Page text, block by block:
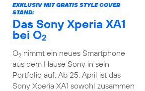
EXKLUSIV MIT GRATIS STYLE COVER
STAND:
Das Sony Xperia XA1
bei O2
O2nimmt ein neues Smartphone
aus dem Hause Sony in sein
Portfolio auf: Ab 25. April ist das
Sony Xperia XA1 sowohl zusammen